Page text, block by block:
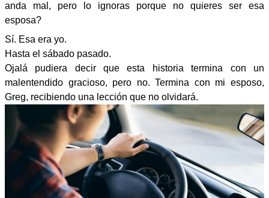
anda mal, pero lo ignoras porque no quieres ser esa
esposa?
Sí. Esa era yo.
Hasta el sábado pasado.
Ojalá pudiera decir que esta historia termina con un
malentendido gracioso, pero no. Termina con mi esposo,
Greg, recibiendo una lección que no olvidará.